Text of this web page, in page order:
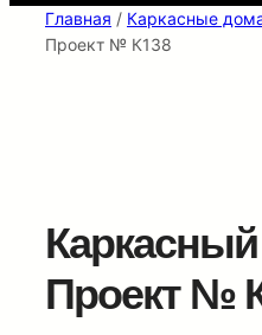
Главная / Каркасные
Проект № К138
Проект №